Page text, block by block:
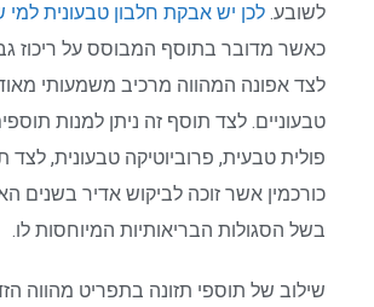
לשובע.לכן יש אבקת חלבון טבעונית למי
כאשר מדובר בתוסף המבוסס על ריכוז
לצד אפונה המהווה מרכיב משמעותי מאוד
טבעוניים. לצד תוסף זה ניתן למנות
פולית טבעית, פרוביוטיקה טבעונית, לצד
כורכמין אשר זוכה לביקוש אדיר בשנים
בשל הסגולות הבריאותיות המיוחסות לו.
שילוב של תוספי תזונה בתפריט מהווה